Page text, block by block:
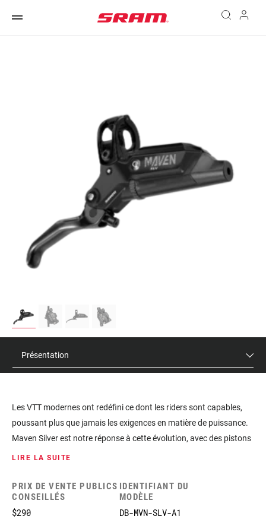
Présentation
Les VTT modernes ont redéfini ce dont les riders sont capables,
poussant plus que jamais les exigences en matière de puissance.
Maven Silver est notre réponse à cette évolution, avec des pistons
monstrueux de 18 et 19,5 millimètres développant 50% de
catégorie ne signifie rien si vous n’êtes pas capable de l’exploiter.
Swinglink permet au pilote d’obtenir une puissance progressive
tout au long de la traction du levier et de conserver la sensation de
LIRE LA SUITE
PRIX DE VENTE PUBLICS
CONSEILLÉS
$290
IDENTIFIANT DU
MODÈLE
DB-MVN-SLV-A1